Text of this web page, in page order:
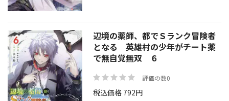
辺境の薬師、都でＳランク冒険者
となる 英雄村の少年がチート薬
で無自覚無双 ６
評価の数0
税込価格 792円